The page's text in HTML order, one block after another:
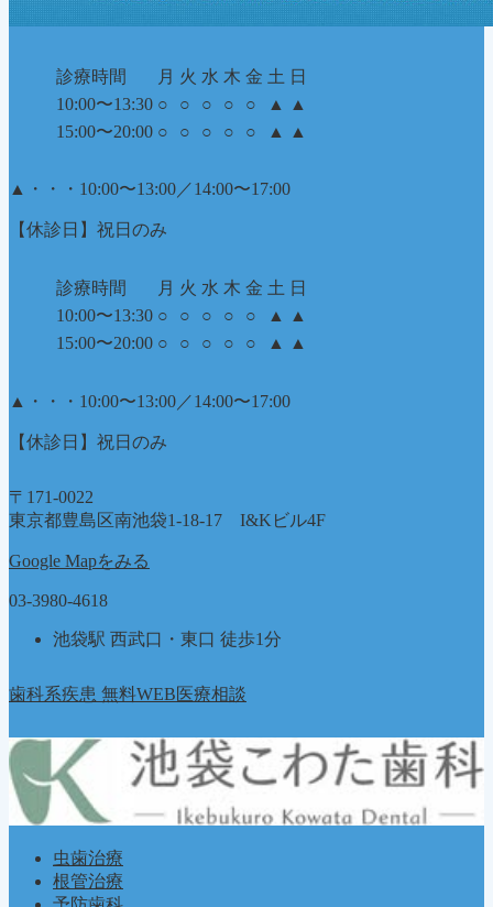
診療時間 月 火 水 木 金 土 日
10:00〜13:30 ○ ○ ○ ○ ○ ▲
▲
15:00〜20:00 ○ ○ ○ ○ ○ ▲ ▲
▲ ・・・10:00〜13:00／14:00〜17:00
【休診日】祝日のみ
診療時間 月 火 水 木 金 土 日
10:00〜13:30 ○ ○ ○ ○ ○ ▲
▲
15:00〜20:00 ○ ○ ○ ○ ○ ▲ ▲
▲ ・・・10:00〜13:00／14:00〜17:00
【休診日】祝日のみ
〒171-0022
東京都豊島区南池袋1-18-17 I&Kビル4F
Google Mapをみる
03-3980-4618
池袋駅 西武口・東口 徒歩1分
歯科系疾患 無料WEB医療相談
虫歯治療
根管治療